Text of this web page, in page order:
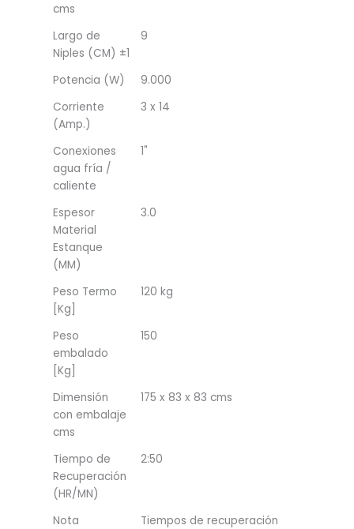
cms
Largo de
Niples (CM) ±1
9
Potencia (W)
9.000
Corriente
(Amp.)
3 x 14
Conexiones
agua fría /
caliente
1"
Espesor
Material
Estanque
(MM)
3.0
Peso Termo
[Kg]
120 kg
Peso
embalado
[Kg]
150
Dimensión
con embalaje
cms
175 x 83 x 83 cms
Tiempo de
Recuperación
(HR/MN)
2:50
Nota
Tiempos de recuperación